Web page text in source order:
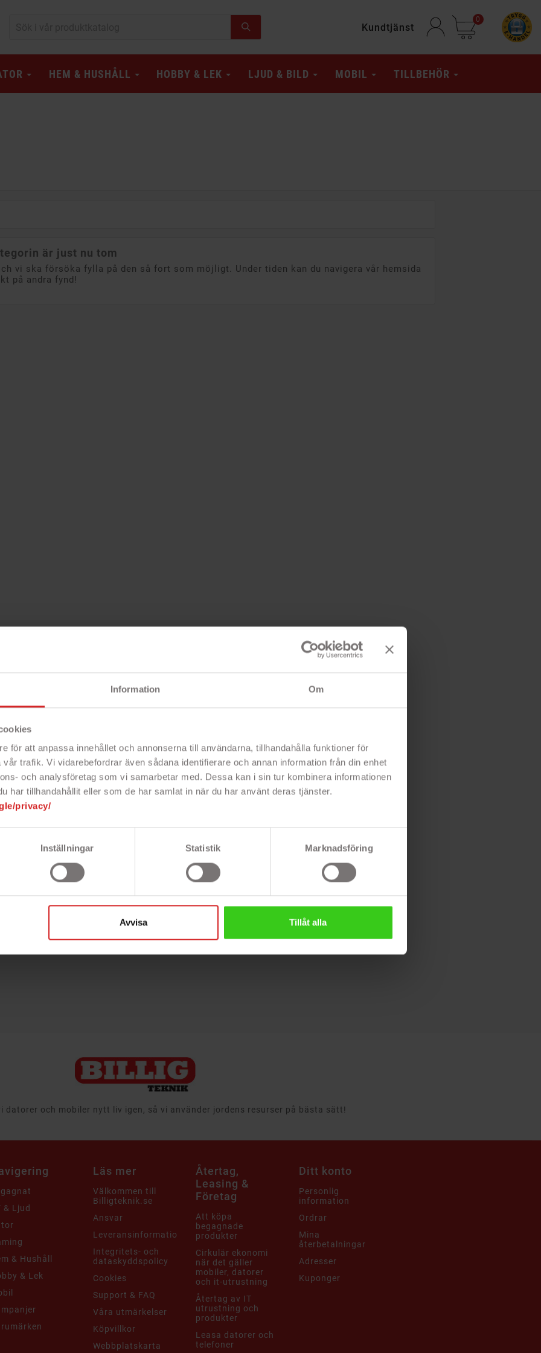
Information Om
för att anpassa innehållet och annonserna till användarna, tillhandahålla funktioner för
trafik. Vi vidarebefordrar även sådana identifierare och annan information från din enhet
och analysföretag som vi samarbetar med. Dessa kan i sin tur kombinera informationen
har tillhandahållit eller som de har samlat in när du har använt deras tjänster.
privacy/
Inställningar Statistik Marknadsföring
Avvisa Tillåt alla
Kundtjänst
0
HEM & HUSHÅLL HOBBY & LEK LJUD & BILD MOBIL TILLBEHÖR
är just nu tom
vi ska försöka fylla på den så fort som möjligt. Under tiden kan du navigera vår hemsida
på andra fynd!
datorer och mobiler nytt liv igen, så vi använder jordens resurser på bästa sätt!
& Ljud
& Hushåll
& Lek
Läs mer
Välkommen till
Billigteknik.se
Ansvar
Leveransinformation
Integritets- och
dataskyddspolicy
Cookies
Support & FAQ
Våra utmärkelser
Köpvillkor
Webbplatskarta
Återtag,
Leasing &
Företag
Att köpa
begagnade
produkter
Cirkulär ekonomi
när det gäller
mobiler, datorer
och it-utrustning
Återtag av IT
utrustning och
produkter
Leasa datorer och
telefoner
Ditt konto
Personlig
information
Ordrar
Mina
återbetalningar
Adresser
Kuponger